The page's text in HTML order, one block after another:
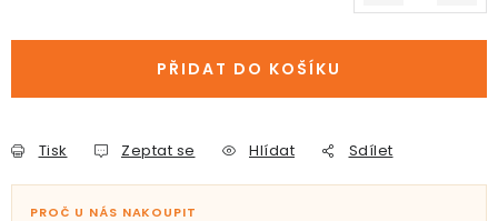
PŘIDAT DO KOŠÍKU
Tisk Zeptat se Hlídat Sdílet
PROČ U NÁS NAKOUPIT